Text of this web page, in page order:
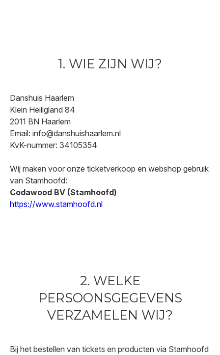
1. WIE ZIJN WIJ?
Danshuis Haarlem
Klein Heiligland 84
2011 BN Haarlem
Email: info@danshuishaarlem.nl
KvK-nummer: 34105354
Wij maken voor onze ticketverkoop en webshop gebruik
van Stamhoofd:
Codawood BV (Stamhoofd)
https://www.stamhoofd.nl
2. WELKE
PERSOONSGEGEVENS
VERZAMELEN WIJ?
Bij het bestellen van tickets en producten via Stamhoofd